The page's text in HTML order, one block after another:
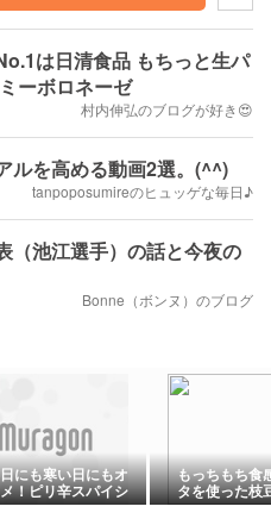
は日清食品 もちっと生パ
ーボロネーゼ
村内伸弘のブログが好き😍
ルを高める動画2選。(^^)
tanpoposumireのヒュッゲな毎日♪
（池江選手）の話と今夜の
Bonne（ボンヌ）のブログ
にも寒い日にもオ
！ピリ辛スパイシ
味が漂う海老カレ
もっちもち食
タを使った枝
リコンカン タ